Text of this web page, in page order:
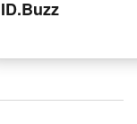
ID.Buzz